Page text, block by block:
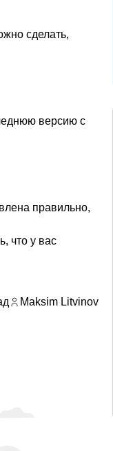
сделать,
версию с
правильно,
что у вас
Maksim Litvinov